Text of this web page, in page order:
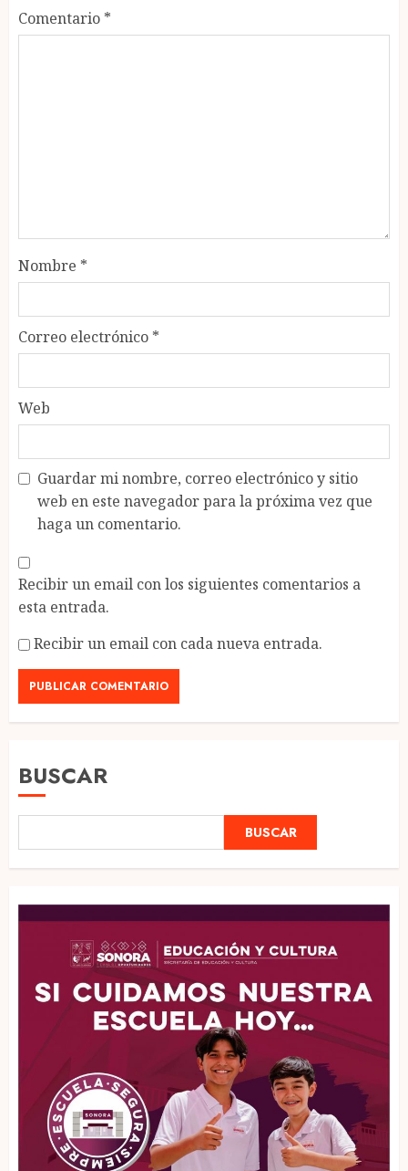
Comentario *
Nombre *
Correo electrónico *
Web
Guardar mi nombre, correo electrónico y sitio
web en este navegador para la próxima vez que
haga un comentario.
Recibir un email con los siguientes comentarios a
esta entrada.
Recibir un email con cada nueva entrada.
BUSCAR
BUSCAR